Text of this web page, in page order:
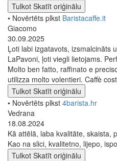
Tulkot Skatīt oriģinālu
• Novērtēts plkst Baristacaffe.it
Giacomo
30.09.2025
Ļoti labi izgatavots, izsmalcināts
LaPavoni, ļoti viegli lietojams.
Molto ben fatto, raffinato e
utilizza molto volentieri. Caffè
Tulkot Skatīt oriģinālu
• Novērtēts plkst 4barista.hr
Vedrana
18.08.2024
Kā attēlā, laba kvalitāte, skaista,
Kao na slici, kvalitetno, lijepo,
Tulkot Skatīt oriģinālu